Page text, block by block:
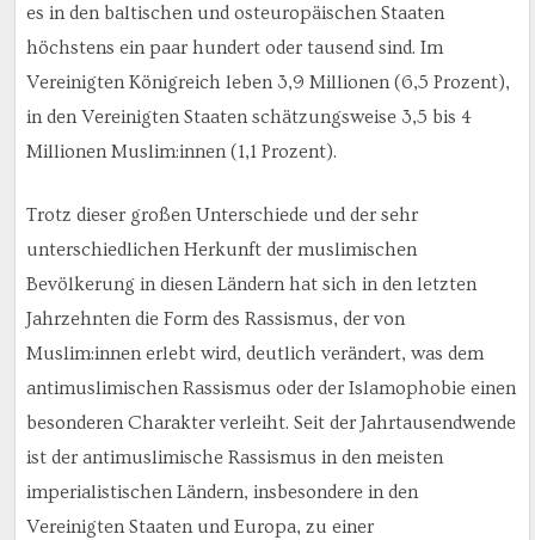
es in den baltischen und osteuropäischen Staaten
höchstens ein paar hundert oder tausend sind. Im
Vereinigten Königreich leben 3,9 Millionen (6,5 Prozent),
in den Vereinigten Staaten schätzungsweise 3,5 bis 4
Millionen Muslim:innen (1,1 Prozent).
Trotz dieser großen Unterschiede und der sehr
unterschiedlichen Herkunft der muslimischen
Bevölkerung in diesen Ländern hat sich in den letzten
Jahrzehnten die Form des Rassismus, der von
Muslim:innen erlebt wird, deutlich verändert, was dem
antimuslimischen Rassismus oder der Islamophobie einen
besonderen Charakter verleiht. Seit der Jahrtausendwende
ist der antimuslimische Rassismus in den meisten
imperialistischen Ländern, insbesondere in den
Vereinigten Staaten und Europa, zu einer